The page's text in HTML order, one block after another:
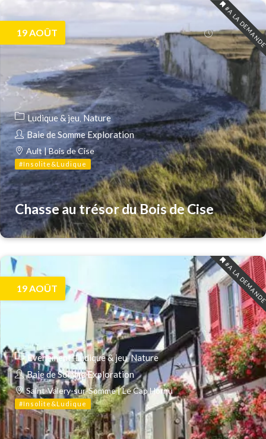
#A LA
19 AOÛT
Ludique & jeu Nature
Baie de Somme Exploration
Ault | Bois de Cise
#Insolite&Ludique
Chasse au trésor du Bois de Cise
#A LA
19 AOÛT
Evenement Ludique & jeu Nature
Baie de Somme Exploration
Saint-Valery-sur-Somme | Le Cap Hornu
#Insolite&Ludique